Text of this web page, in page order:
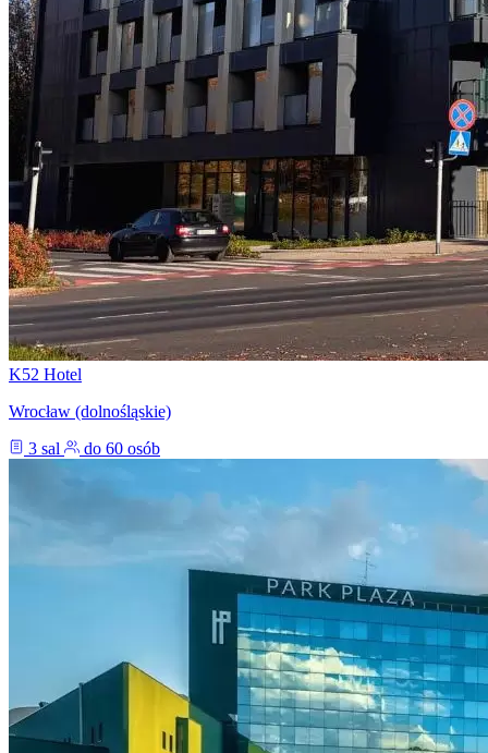
K52 Hotel
Wrocław (dolnośląskie)
3 sal
do 60 osób